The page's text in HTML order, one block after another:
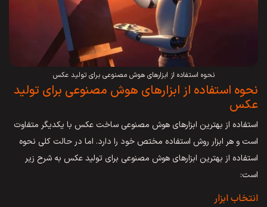
نحوه استفاده از ابزارهای هوش مصنوعی برای تولید عکس
نحوه استفاده از ابزارهای هوش مصنوعی برای تولید
عکس
استفاده از بهترین ابزارهای هوش مصنوعی ساخت عکس با یکدیگر متفاوت
است و هر ابزار روش استفاده مختص خود را دارد. اما در حالت کلی نحوه
استفاده از بهترین ابزارهای هوش مصنوعی برای تولید عکس به شرح زیر
است:
انتخاب ابزار